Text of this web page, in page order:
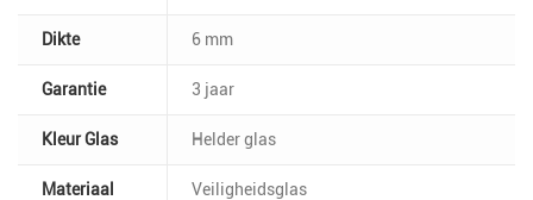
Dikte 6 mm
Garantie 3 jaar
Kleur Glas Helder glas
Materiaal Veiligheidsglas